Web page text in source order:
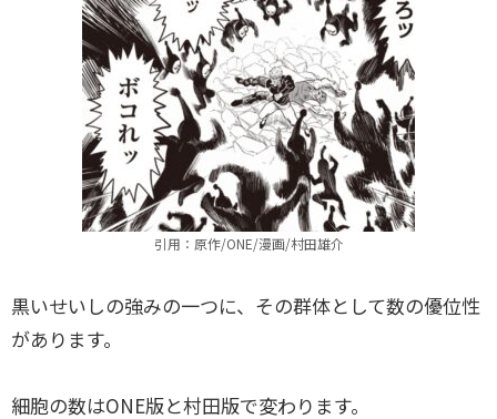
引用：原作/ONE/漫画/村田雄介
黒いせいしの強みの一つに、その群体として数の優位性
があります。
細胞の数はONE版と村田版で変わります。